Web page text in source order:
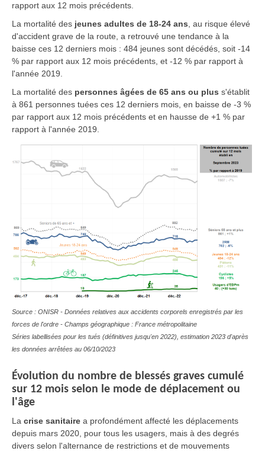
rapport aux 12 mois précédents.
La mortalité des jeunes adultes de 18-24 ans, au risque élevé
d'accident grave de la route, a retrouvé une tendance à la
baisse ces 12 derniers mois : 484 jeunes sont décédés, soit -14
% par rapport aux 12 mois précédents, et -12 % par rapport à
l'année 2019.
La mortalité des personnes âgées de 65 ans ou plus s'établit
à 861 personnes tuées ces 12 derniers mois, en baisse de -3 %
par rapport aux 12 mois précédents et en hausse de +1 % par
rapport à l'année 2019.
Source : ONISR - Données relatives aux accidents corporels enregistrés par les
forces de l'ordre - Champs géographique : France métropolitaine
Séries labellisées pour les tués (définitives jusqu'en 2022), estimation 2023 d'après
les données arrêtées au 06/10/2023
Évolution du nombre de blessés graves cumulé
sur 12 mois selon le mode de déplacement ou
l'âge
La crise sanitaire a profondément affecté les déplacements
depuis mars 2020, pour tous les usagers, mais à des degrés
divers selon l'alternance de restrictions et de mouvements